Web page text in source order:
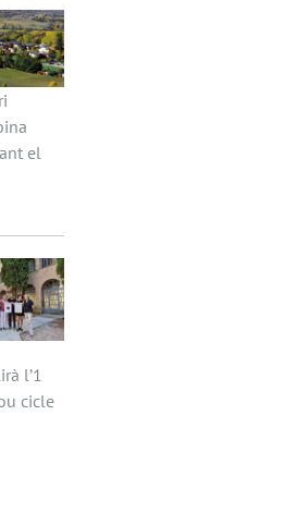
el
l’1
cicle